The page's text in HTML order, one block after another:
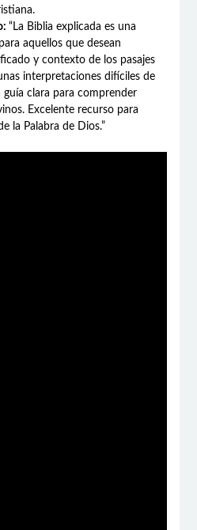
“La Biblia explicada es una
aquellos que desean
y contexto de los pasajes
interpretaciones difíciles de
clara para comprender
Excelente recurso para
la Palabra de Dios.”